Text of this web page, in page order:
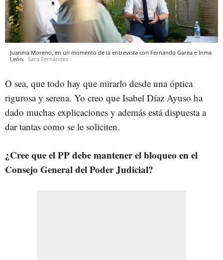
Juanma Moreno, en un momento de la entrevista con Fernando Garea e Inma
León. Sara Fernández
O sea, que todo hay que mirarlo desde una óptica
rigurosa y serena. Yo creo que Isabel Díaz Ayuso ha
dado muchas explicaciones y además está dispuesta a
dar tantas como se le soliciten.
¿Cree que el PP debe mantener el bloqueo en el
Consejo General del Poder Judicial?